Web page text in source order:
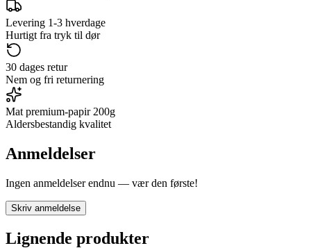
Levering 1-3 hverdage
Hurtigt fra tryk til dør
30 dages retur
Nem og fri returnering
Mat premium-papir 200g
Aldersbestandig kvalitet
Anmeldelser
Ingen anmeldelser endnu — vær den første!
Skriv anmeldelse
Lignende produkter